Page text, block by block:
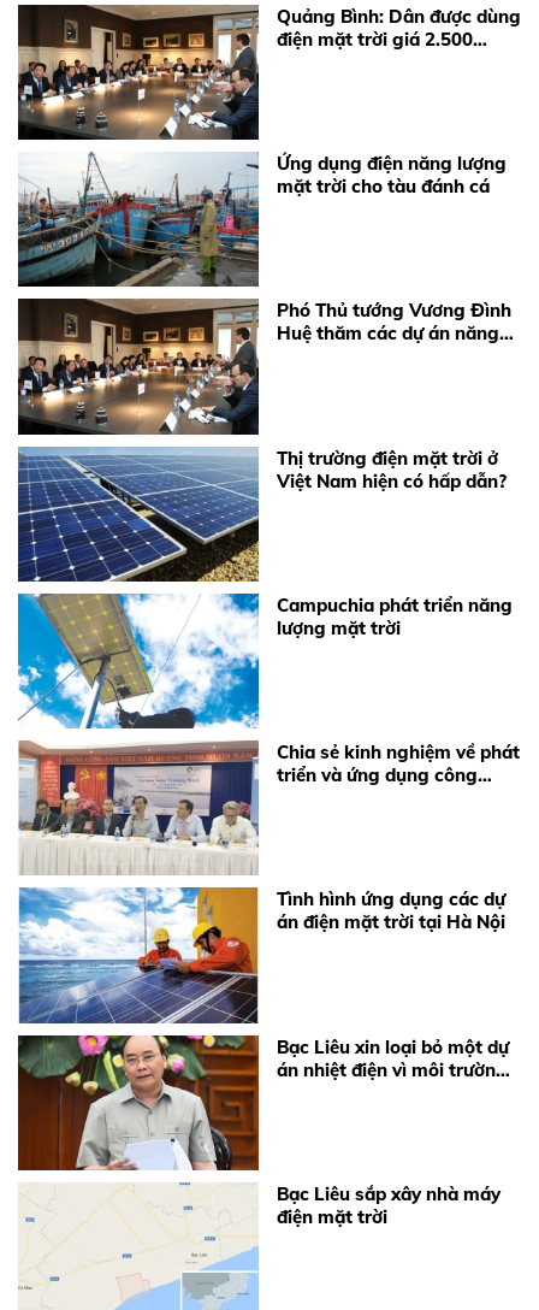
Quảng Bình: Dân được dùng
điện mặt trời giá 2.500
Ứng dụng điện năng lượng
mặt trời cho tàu đánh cá
Phó Thủ tướng Vương Đình
Huệ thăm các dự án năng
Thị trường điện mặt trời ở
Việt Nam hiện có hấp dẫn?
Campuchia phát triển năng
lượng mặt trời
Chia sẻ kinh nghiệm về phát
triển và ứng dụng công
Tình hình ứng dụng các dự
án điện mặt trời tại Hà Nội
Bạc Liêu xin loại bỏ một dự
án nhiệt điện vì môi trường
Bạc Liêu sắp xây nhà máy
điện mặt trời